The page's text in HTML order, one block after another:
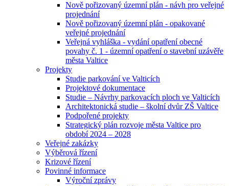
Nově pořizovaný územní plán - návh pro veřejné
projednání
Nově pořizovaný územní plán - opakované
veřejné projednání
Veřejná vyhláška - vydání opatření obecné
povahy č. 1 - územní opatření o stavební uzávěře
města Valtice
Projekty
Studie parkování ve Valticích
Projektové dokumentace
Studie – Návrhy parkovacích ploch ve Valticích
Architektonická studie – školní dvůr ZŠ Valtice
Podpořené projekty
Strategický plán rozvoje města Valtice pro
období 2024 – 2028
Veřejné zakázky
Výběrová řízení
Krizové řízení
Povinné informace
Výroční zprávy